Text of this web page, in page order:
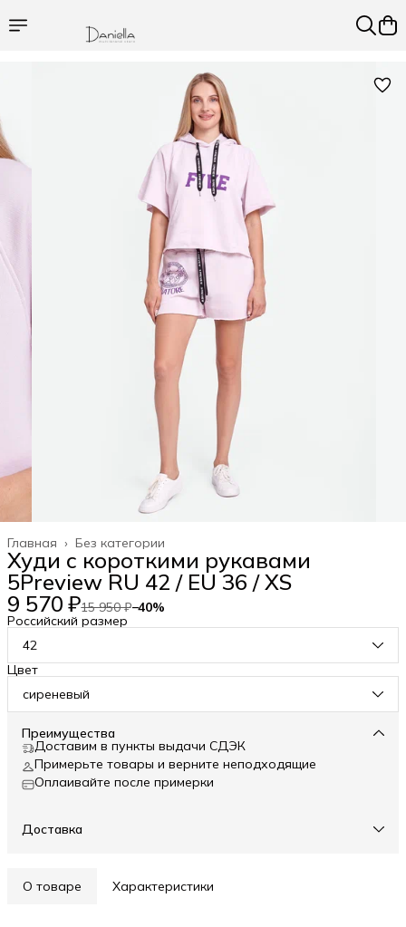
Без категории
Главная ›
Худи с короткими рукавами
5Preview RU 42 / EU 36 / XS
9 570 ₽15 950 ₽−40%
Российский размер
42
Цвет
сиреневый
Преимущества
Доставим в пункты выдачи СДЭК
Примерьте товары и верните неподходящие
Оплаивайте после примерки
Доставка
О товаре Характеристики